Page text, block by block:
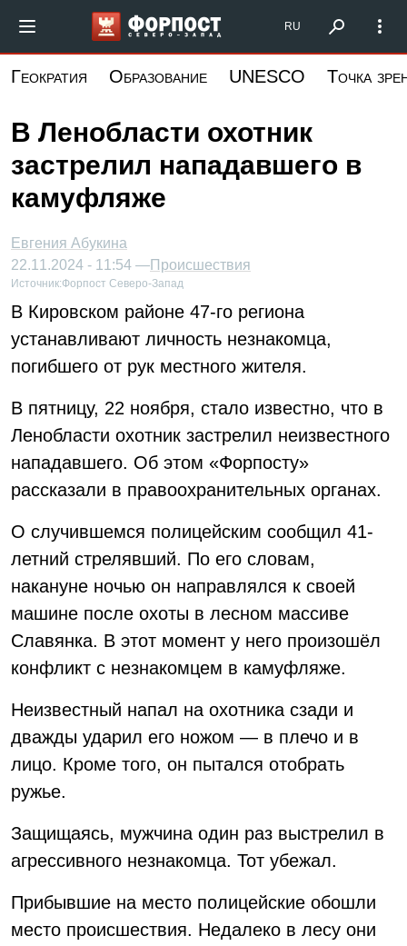
основному
Форпост Северо-Запад
RU
Геократия Образование UNESCO Точка
В Ленобласти охотник
застрелил нападавшего в
камуфляже
Евгения Абукина
22.11.2024 - 11:54 —Происшествия
Источник:Форпост Северо-Запад
В Кировском районе 47-го региона
устанавливают личность незнакомца,
погибшего от рук местного жителя.
В пятницу, 22 ноября, стало известно, что в
Ленобласти охотник застрелил неизвестного
нападавшего. Об этом «Форпосту»
рассказали в правоохранительных органах.
О случившемся полицейским сообщил 41-
летний стрелявший. По его словам,
накануне ночью он направлялся к своей
машине после охоты в лесном массиве
Славянка. В этот момент у него произошёл
конфликт с незнакомцем в камуфляже.
Неизвестный напал на охотника сзади и
дважды ударил его ножом — в плечо и в
лицо. Кроме того, он пытался отобрать
ружье.
Защищаясь, мужчина один раз выстрелил в
агрессивного незнакомца. Тот убежал.
Прибывшие на место полицейские обошли
место происшествия. Недалеко в лесу они